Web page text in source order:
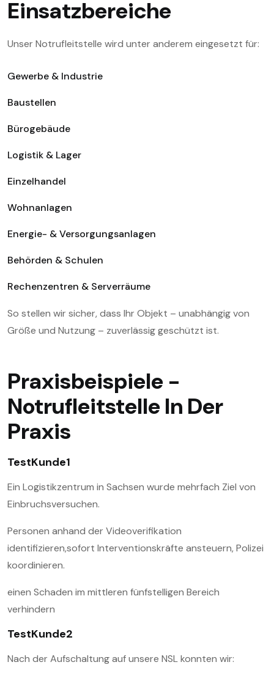
Einsatzbereiche
Unser Notrufleitstelle wird unter anderem eingesetzt für:
Gewerbe & Industrie
Baustellen
Bürogebäude
Logistik & Lager
Einzelhandel
Wohnanlagen
Energie- & Versorgungsanlagen
Behörden & Schulen
Rechenzentren & Serverräume
So stellen wir sicher, dass Ihr Objekt – unabhängig von
Größe und Nutzung – zuverlässig geschützt ist.
Praxisbeispiele -
NotrufleitstelleIn Der
Praxis
TestKunde1
Ein Logistikzentrum in Sachsen wurde mehrfach Ziel von
Einbruchsversuchen.
Personen anhand der Videoverifikation
identifizieren,sofort Interventionskräfte ansteuern, Polizei
koordinieren.
einen Schaden im mittleren fünfstelligen Bereich
verhindern
TestKunde2
Nach der Aufschaltung auf unsere NSL konnten wir: